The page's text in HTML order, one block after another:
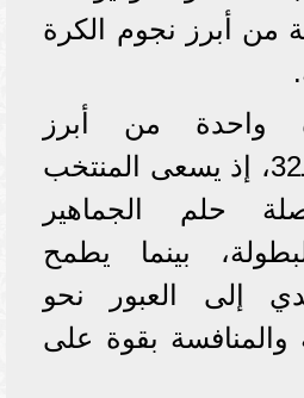
من أبرز نجوم الكرة
واحدة من أبرز
مواجهات دور الـ32، إذ يسعى المنتخب
حلم الجماهير
بينما يطمح
إلى العبور نحو
والمنافسة بقوة على